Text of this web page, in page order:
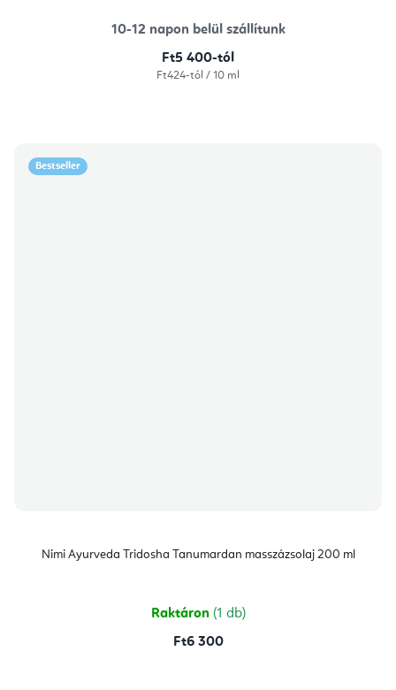
10-12 napon belül szállítunk
Ft5 400-tól
Egységár:
Ft424-tól / 10 ml
Bestseller
Nimi Ayurveda Tridosha Tanumardan masszázsolaj 200 ml
Raktáron (1 db)
Ft6 300